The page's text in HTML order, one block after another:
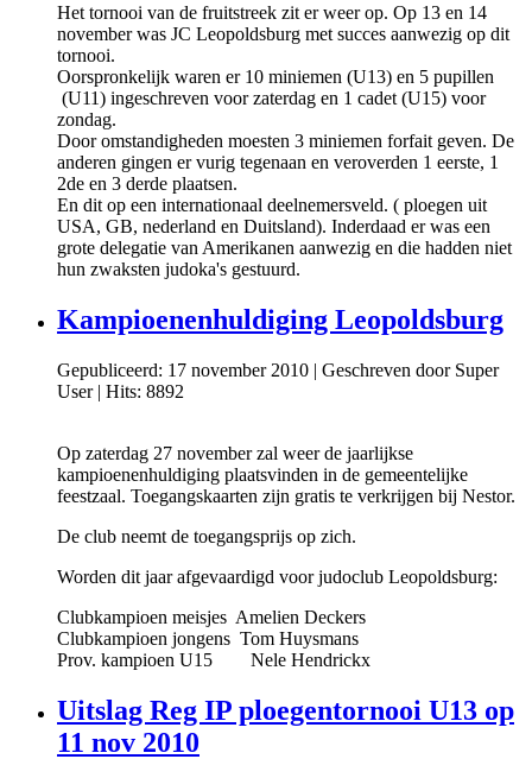
Het tornooi van de fruitstreek zit er weer op. Op 13 en 14
november was JC Leopoldsburg met succes aanwezig op dit
tornooi.
Oorspronkelijk waren er 10 miniemen (U13) en 5 pupillen
(U11) ingeschreven voor zaterdag en 1 cadet (U15) voor
zondag.
Door omstandigheden moesten 3 miniemen forfait geven. De
anderen gingen er vurig tegenaan en veroverden 1 eerste, 1
2de en 3 derde plaatsen.
En dit op een internationaal deelnemersveld. ( ploegen uit
USA, GB, nederland en Duitsland). Inderdaad er was een
grote delegatie van Amerikanen aanwezig en die hadden niet
hun zwaksten judoka's gestuurd.
Kampioenenhuldiging Leopoldsburg
Gepubliceerd: 17 november 2010 | Geschreven door Super
User| Hits: 8892
Op zaterdag 27 november zal weer de jaarlijkse
kampioenenhuldiging plaatsvinden in de gemeentelijke
feestzaal. Toegangskaarten zijn gratis te verkrijgen bij Nestor.
De club neemt de toegangsprijs op zich.
Worden dit jaar afgevaardigd voor judoclub Leopoldsburg:
Clubkampioen meisjes Amelien Deckers
Clubkampioen jongens Tom Huysmans
Prov. kampioen U15 Nele Hendrickx
Uitslag Reg IP ploegentornooi U13 op
11 nov 2010